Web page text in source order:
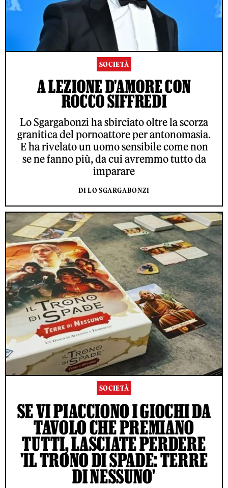
SOCIETÀ
A LEZIONE D'AMORE CON
ROCCO SIFFREDI
Lo Sgargabonzi ha sbirciato oltre la scorza
granitica del pornoattore per antonomasia.
E ha rivelato un uomo sensibile come non
se ne fanno più, da cui avremmo tutto da
imparare
DI LO SGARGABONZI
SOCIETÀ
SE VI PIACCIONO I GIOCHI DA
TAVOLO CHE PREMIANO
TUTTI, LASCIATE PERDERE
'IL TRONO DI SPADE: TERRE
DI NESSUNO'